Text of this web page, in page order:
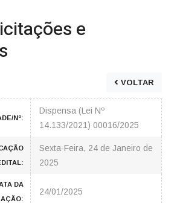
e
VOLTAR
Nº:
Dispensa (Lei Nº
14.133/2021) 00016/2025
Sexta-Feira, 24 de Janeiro de
2025
DA
24/01/2025